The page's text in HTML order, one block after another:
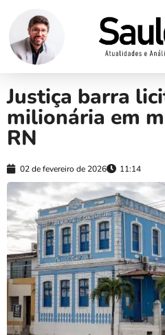
Justiça barra
milionária em
RN
02 de fevereiro de 2026 11:14